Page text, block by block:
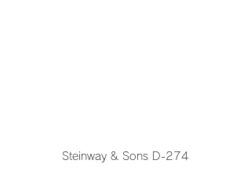
Steinway & Sons D-274